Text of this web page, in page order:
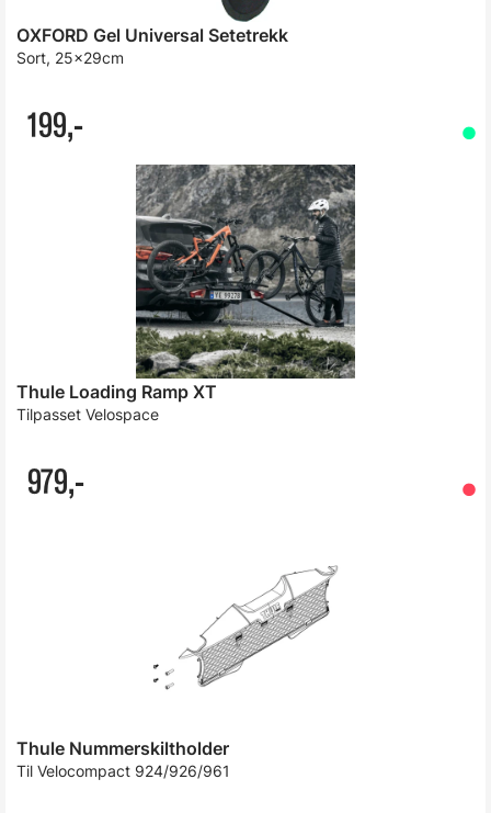
OXFORD Gel Universal Setetrekk
Sort, 25x29cm
199,-
Thule Loading Ramp XT
Tilpasset Velospace
979,-
Thule Nummerskiltholder
Til Velocompact 924/926/961